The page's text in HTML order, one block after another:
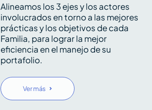
Alineamos los 3 ejes y los actores
involucrados en torno a las mejores
prácticas y los objetivos de cada
Familia, para lograr la mejor
eficiencia en el manejo de su
portafolio.
Ver más